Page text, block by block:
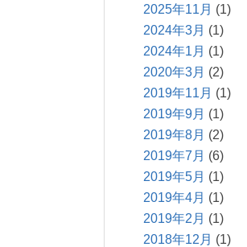
2025年11月 (1)
2024年3月 (1)
2024年1月 (1)
2020年3月 (2)
2019年11月 (1)
2019年9月 (1)
2019年8月 (2)
2019年7月 (6)
2019年5月 (1)
2019年4月 (1)
2019年2月 (1)
2018年12月 (1)